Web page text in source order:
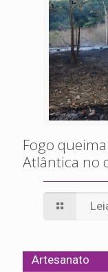
Fogo
Atlântica no
Artesanato